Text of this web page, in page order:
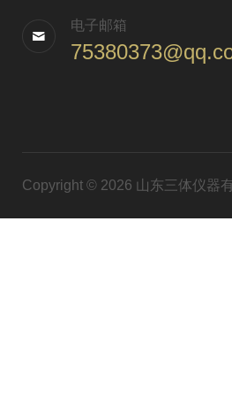
电子邮箱
Copyright © 2026 山东三体仪器